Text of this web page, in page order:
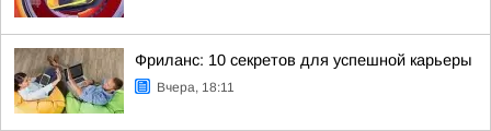
Фриланс: 10 секретов для успешной карьеры
Вчера, 18:11